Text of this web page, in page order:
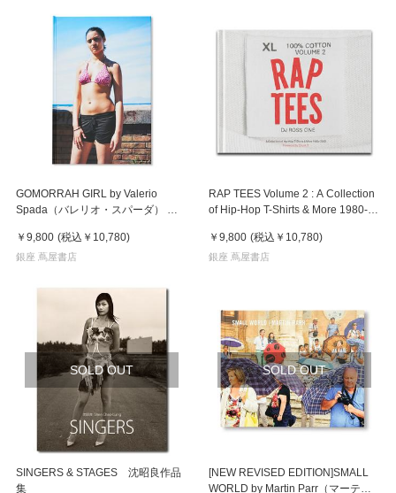
GOMORRAH GIRL by Valerio
Spada（バレリオ・スパーダ） 写
￥9,800 (税込 ￥10,780)
銀座 蔦屋書店
RAP TEES Volume 2 : A Collection
of Hip-Hop T-Shirts & More 1980-
￥9,800 (税込 ￥10,780)
銀座 蔦屋書店
SOLD OUT
SINGERS & STAGES 沈昭良作品
集
SOLD OUT
[NEW REVISED EDITION]SMALL
WORLD by Martin Parr（マーティ